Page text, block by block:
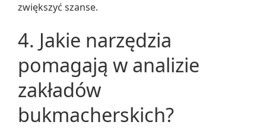
zwiększyć szanse.
4. Jakie narzędzia
pomagają w analizie
zakładów
bukmacherskich?